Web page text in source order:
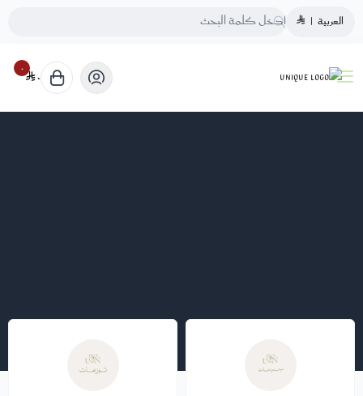
العربية |
UNIQUE
٠
٠